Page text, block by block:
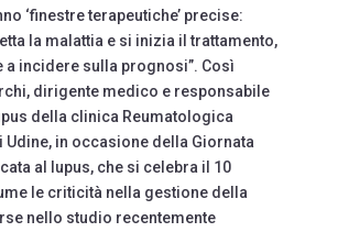
‘finestre terapeutiche’ precise:
la malattia e si inizia il trattamento,
a incidere sulla prognosi”. Così
dirigente medico e responsabile
della clinica Reumatologica
in occasione della Giornata
al lupus, che si celebra il 10
le criticità nella gestione della
nello studio recentemente